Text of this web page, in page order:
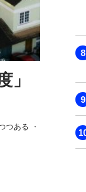
」
つある ・